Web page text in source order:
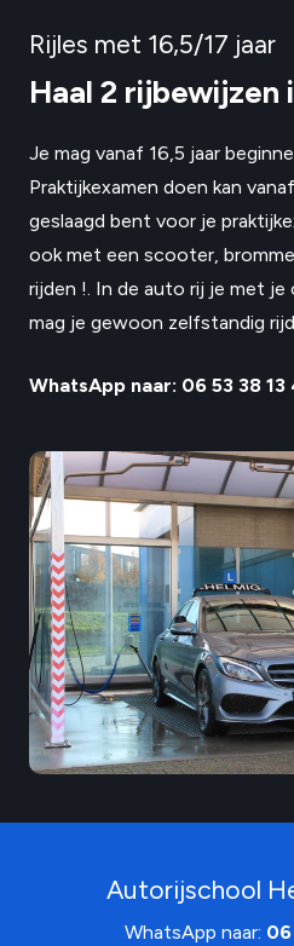
Rijles met 16,5/17 jaar
Haal 2 rijbewijzen
Je mag vanaf 16,5 jaar
Praktijkexamen doen kan
geslaagd bent voor je
ook met een scooter,
rijden !. In de auto rij je met
mag je gewoon zelfstandig
WhatsApp naar: 06 53 38 13
Autorijschool
WhatsApp naar: 06